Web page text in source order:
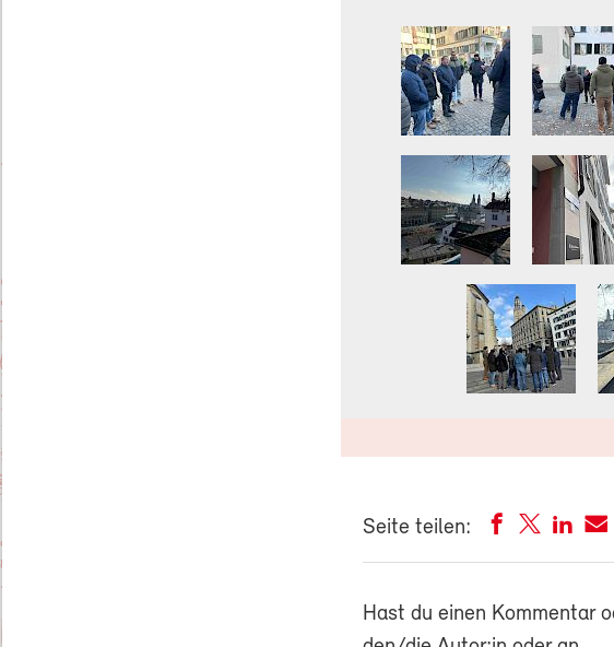
Seite teilen:
Hast du einen Kommentar